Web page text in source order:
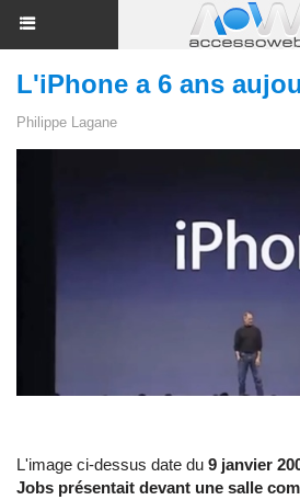
L'iPhone a 6 ans
Philippe Lagane
L'image ci-dessus date du 9 janvier
Jobs présentait devant une salle